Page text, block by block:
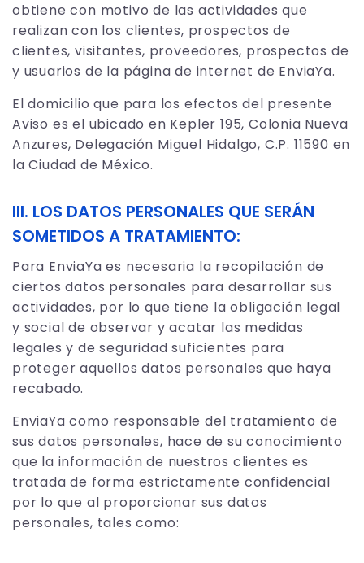
obtiene con motivo de las actividades que
realizan con los clientes, prospectos de
clientes, visitantes, proveedores, prospectos de
y usuarios de la página de internet de EnviaYa.
El domicilio que para los efectos del presente
Aviso es el ubicado en Kepler 195, Colonia Nueva
Anzures, Delegación Miguel Hidalgo, C.P. 11590 en
la Ciudad de México.
III. LOS DATOS PERSONALES QUE SERÁN
SOMETIDOS A TRATAMIENTO:
Para EnviaYa es necesaria la recopilación de
ciertos datos personales para desarrollar sus
actividades, por lo que tiene la obligación legal
y social de observar y acatar las medidas
legales y de seguridad suficientes para
proteger aquellos datos personales que haya
recabado.
EnviaYa como responsable del tratamiento de
sus datos personales, hace de su conocimiento
que la información de nuestros clientes es
tratada de forma estrictamente confidencial
por lo que al proporcionar sus datos
personales, tales como: